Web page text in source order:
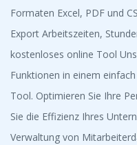
Formaten Excel, PDF und
Export Arbeitszeiten,
kostenloses online Tool
Funktionen in einem
Tool. Optimieren Sie Ihre
Sie die Effizienz Ihres
Verwaltung von